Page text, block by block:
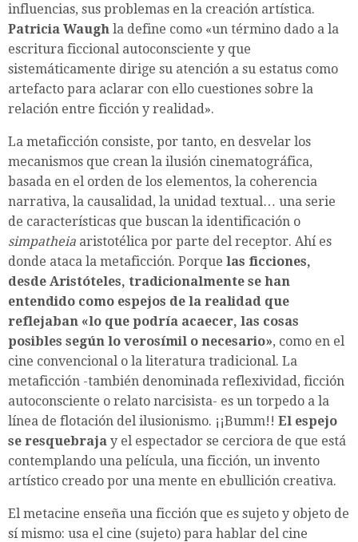
influencias, sus problemas en la creación artística.
Patricia Waugh la define como «un término dado a la
escritura ficcional autoconsciente y que
sistemáticamente dirige su atención a su estatus como
artefacto para aclarar con ello cuestiones sobre la
relación entre ficción y realidad».
La metaficción consiste, por tanto, en desvelar los
mecanismos que crean la ilusión cinematográfica,
basada en el orden de los elementos, la coherencia
narrativa, la causalidad, la unidad textual… una serie
de características que buscan la identificación o
simpatheia aristotélica por parte del receptor. Ahí es
donde ataca la metaficción. Porque las ficciones,
desde Aristóteles, tradicionalmente se han
entendido como espejos de la realidad que
reflejaban «lo que podría acaecer, las cosas
posibles según lo verosímil o necesario», como en el
cine convencional o la literatura tradicional. La
metaficción -también denominada reflexividad, ficción
autoconsciente o relato narcisista- es un torpedo a la
línea de flotación del ilusionismo. ¡¡Bumm!! El espejo
se resquebraja y el espectador se cerciora de que está
contemplando una película, una ficción, un invento
artístico creado por una mente en ebullición creativa.
El metacine enseña una ficción que es sujeto y objeto de
sí mismo: usa el cine (sujeto) para hablar del cine